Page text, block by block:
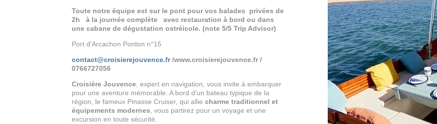
Toute notre équipe est sur le pont pour vos balades privées de
2h
à la journée complète
avec restauration à bord ou dans
une cabane de dégustation ostréicole. (note 5/5 Trip Advisor)
Port d'Arcachon Ponton n°15
contact@croisierejouvence.fr/www.croisierejouvence.fr /
0766727056
Croisière Jouvence , expert en navigation, vous invite à embarquer
pour une aventure mémorable. A bord d'un bateau typique de la
région, le fameux Pinasse Cruiser, qui allie charme traditionnel et
équipements modernes , vous partirez pour un voyage et une
excursion en toute sécurité.